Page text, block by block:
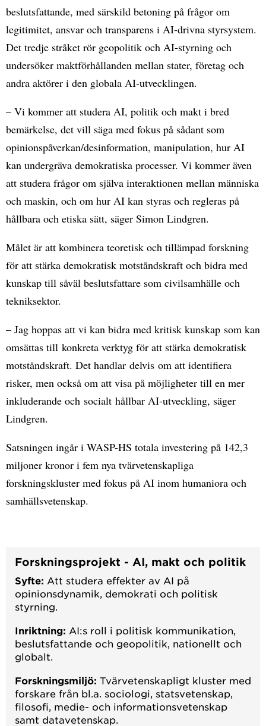
beslutsfattande, med särskild betoning på frågor om
legitimitet, ansvar och transparens i AI-drivna styrsystem.
Det tredje stråket rör geopolitik och AI-styrning och
undersöker maktförhållanden mellan stater, företag och
andra aktörer i den globala AI-utvecklingen.
– Vi kommer att studera AI, politik och makt i bred
bemärkelse, det vill säga med fokus på sådant som
opinionspåverkan/desinformation, manipulation, hur AI
kan undergräva demokratiska processer. Vi kommer även
att studera frågor om själva interaktionen mellan människa
och maskin, och om hur AI kan styras och regleras på
hållbara och etiska sätt, säger Simon Lindgren.
Målet är att kombinera teoretisk och tillämpad forskning
för att stärka demokratisk motståndskraft och bidra med
kunskap till såväl beslutsfattare som civilsamhälle och
tekniksektor.
– Jag hoppas att vi kan bidra med kritisk kunskap som kan
omsättas till konkreta verktyg för att stärka demokratisk
motståndskraft. Det handlar delvis om att identifiera
risker, men också om att visa på möjligheter till en mer
inkluderande och socialt hållbar AI-utveckling, säger
Lindgren.
Satsningen ingår i WASP-HS totala investering på 142,3
miljoner kronor i fem nya tvärvetenskapliga
forskningskluster med fokus på AI inom humaniora och
samhällsvetenskap.
Forskningsprojekt - AI, makt och politik
Syfte: Att studera effekter av AI på
opinionsdynamik, demokrati och politisk
styrning.
Inriktning: AI:s roll i politisk kommunikation,
beslutsfattande och geopolitik, nationellt och
globalt.
Forskningsmiljö: Tvärvetenskapligt kluster med
forskare från bl.a. sociologi, statsvetenskap,
filosofi, medie- och informationsvetenskap
samt datavetenskap.